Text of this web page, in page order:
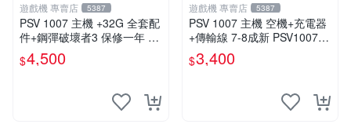
遊戲機 專賣店 5387
PSV 1007 主機 +32G 全套配
件+鋼彈破壞者3 保修一年 品
質有保障 psvita
$4,500
遊戲機 專賣店 5387
PSV 1007 主機 空機+充電器
+傳輸線 7-8成新 PSV1007
一年保修
$3,400